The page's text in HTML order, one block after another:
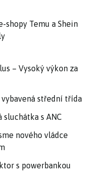
shopy Temu a Shein
– Vysoký výkon za
vybavená střední třída
sluchátka s ANC
nového vládce
s powerbankou